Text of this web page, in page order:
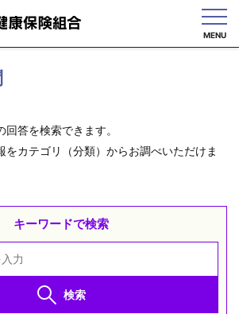
MENU
答を検索できます。
をカテゴリ（分類）からお調べいただけま
キーワードで検索
検索